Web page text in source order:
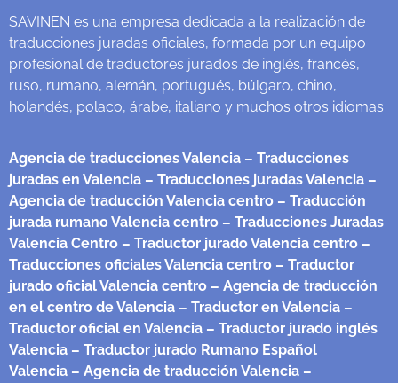
SAVINEN es una empresa dedicada a la realización de
traducciones juradas oficiales, formada por un equipo
profesional de traductores jurados de inglés, francés,
ruso, rumano, alemán, portugués, búlgaro, chino,
holandés, polaco, árabe, italiano y muchos otros idiomas
Agencia de traducciones Valencia – Traducciones
juradas en Valencia – Traducciones juradas Valencia –
Agencia de traducción Valencia centro – Traducción
jurada rumano Valencia centro – Traducciones Juradas
Valencia Centro – Traductor jurado Valencia centro –
Traducciones oficiales Valencia centro – Traductor
jurado oficial Valencia centro – Agencia de traducción
en el centro de Valencia – Traductor en Valencia –
Traductor oficial en Valencia – Traductor jurado inglés
Valencia – Traductor jurado Rumano Español
Valencia – Agencia de traducción Valencia –